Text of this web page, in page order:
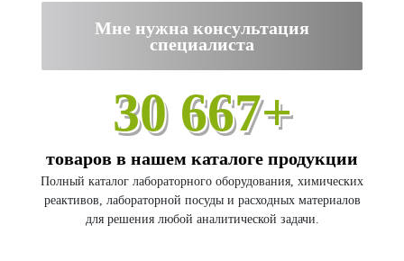
Мне нужна консультация
специалиста
30 667+
товаров в нашем каталоге продукции
Полный каталог лабораторного оборудования, химических
реактивов, лабораторной посуды и расходных материалов
для решения любой аналитической задачи.